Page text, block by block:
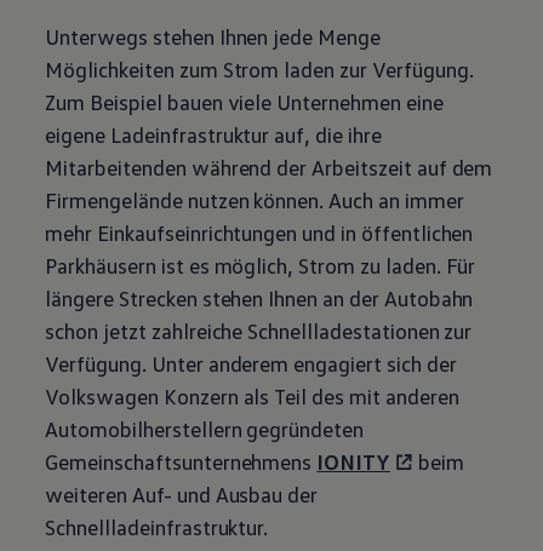
Unterwegs stehen Ihnen jede Menge
Möglichkeiten zum Strom laden zur Verfügung.
Zum Beispiel bauen viele Unternehmen eine
eigene Ladeinfrastruktur auf, die ihre
Mitarbeitenden während der Arbeitszeit auf dem
Firmengelände nutzen können. Auch an immer
mehr Einkaufseinrichtungen und in öffentlichen
Parkhäusern ist es möglich, Strom zu laden. Für
längere Strecken stehen Ihnen an der Autobahn
schon jetzt zahlreiche Schnellladestationen zur
Verfügung. Unter anderem engagiert sich der
Volkswagen Konzern als Teil des mit anderen
Automobilherstellern gegründeten
Gemeinschaftsunternehmens IONITY
beim
weiteren Auf- und Ausbau der
Schnellladeinfrastruktur.